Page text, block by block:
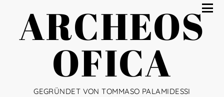
ARCHEOS
OFICA
GEGRÜNDET VON TOMMASO PALAMIDESSI